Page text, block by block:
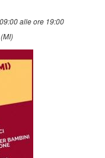
alle ore 19:00